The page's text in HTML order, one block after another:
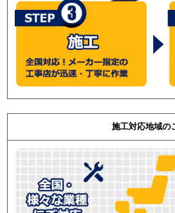
PLZD-
PLZD-
PLZD-
PLZD-
PLZD-
PLZD-
PLZD-
PLZD-
PLZD-
PLZD-
日立
RCID-
施工対応地域の